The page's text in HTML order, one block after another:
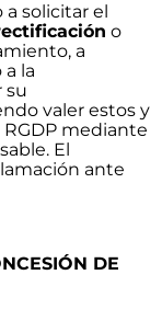
solicitar el
o
a
la
su
valer estos y
mediante
El
ante
DE